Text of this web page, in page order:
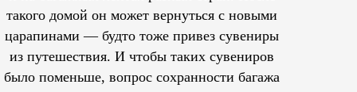
такого домой он может вернуться с новыми
царапинами — будто тоже привез сувениры
из путешествия. И чтобы таких сувениров
было поменьше, вопрос сохранности багажа